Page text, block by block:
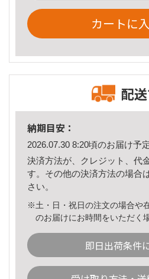
カートに
配
納期目安：
2026.07.30 8:20頃のお届け予
決済方法が、クレジット、代
す。その他の決済方法の場合
さい。
※土・日・祝日の注文の場合や
のお届けにお時間をいただく
即日出荷条件